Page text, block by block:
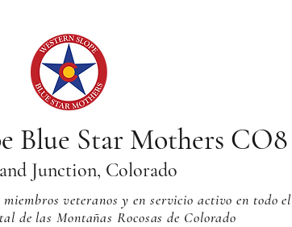
Blue Star Mothers CO8
Junction, Colorado
veteranos y en servicio activo en todo el
de las Montañas Rocosas de Colorado